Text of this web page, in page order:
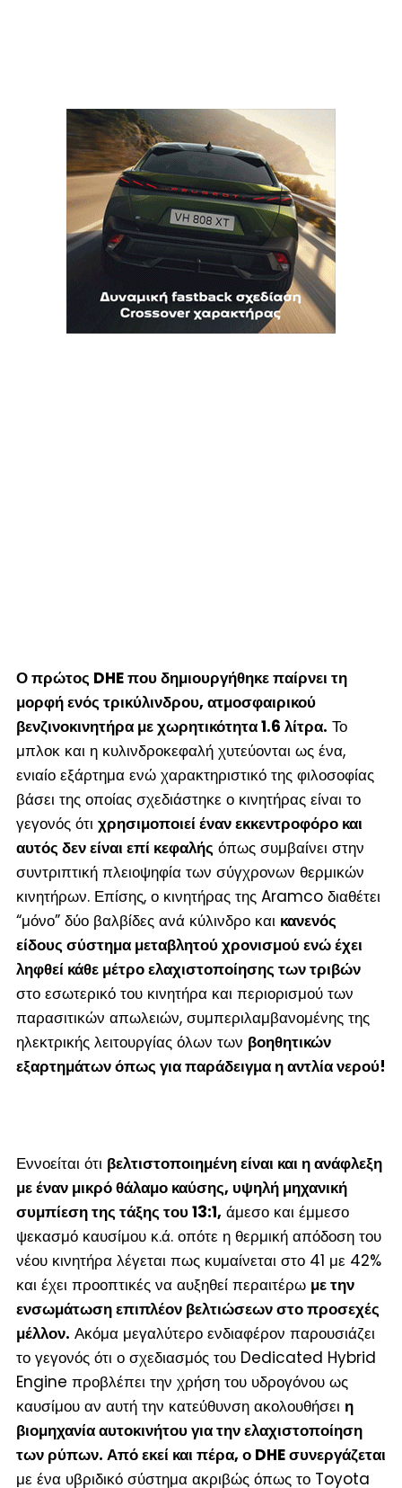
Ο πρώτος DHE που δημιουργήθηκε παίρνει τη
μορφή ενός τρικύλινδρου, ατμοσφαιρικού
βενζινοκινητήρα με χωρητικότητα 1.6 λίτρα. Το
μπλοκ και η κυλινδροκεφαλή χυτεύονται ως ένα,
ενιαίο εξάρτημα ενώ χαρακτηριστικό της φιλοσοφίας
βάσει της οποίας σχεδιάστηκε ο κινητήρας είναι το
γεγονός ότι χρησιμοποιεί έναν εκκεντροφόρο και
αυτός δεν είναι επί κεφαλήςόπως συμβαίνει στην
συντριπτική πλειοψηφία των σύγχρονων θερμικών
κινητήρων. Επίσης, ο κινητήρας της Aramco διαθέτει
“μόνο” δύο βαλβίδες ανά κύλινδρο και κανενός
είδους σύστημα μεταβλητού χρονισμού ενώ έχει
ληφθεί κάθε μέτρο ελαχιστοποίησης των τριβών
στο εσωτερικό του κινητήρα και περιορισμού των
παρασιτικών απωλειών, συμπεριλαμβανομένης της
ηλεκτρικής λειτουργίας όλων των βοηθητικών
εξαρτημάτων όπως για παράδειγμα η αντλία νερού!
Εννοείται ότι βελτιστοποιημένη είναι και η ανάφλεξη
με έναν μικρό θάλαμο καύσης, υψηλή μηχανική
συμπίεση της τάξης του 13:1, άμεσο και έμμεσο
ψεκασμό καυσίμου κ.ά. οπότε η θερμική απόδοση του
νέου κινητήρα λέγεται πως κυμαίνεται στο 41 με 42%
και έχει προοπτικές να αυξηθεί περαιτέρω με την
ενσωμάτωση επιπλέον βελτιώσεων στο προσεχές
μέλλον. Ακόμα μεγαλύτερο ενδιαφέρον παρουσιάζει
το γεγονός ότι ο σχεδιασμός του Dedicated Hybrid
Engine προβλέπει την χρήση του υδρογόνου ως
καυσίμου αν αυτή την κατεύθυνση ακολουθήσει η
βιομηχανία αυτοκινήτου για την ελαχιστοποίηση
των ρύπων. Από εκεί και πέρα, ο DHE συνεργάζεται
με ένα υβριδικό σύστημα ακριβώς όπως το Toyota